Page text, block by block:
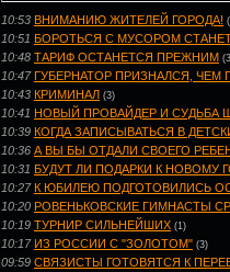
10:53 ВНИМАНИЮ ЖИТЕЛЕЙ ГОРОДА!
10:51 БОРОТЬСЯ С МУСОРОМ
10:48 ТАРИФ ОСТАНЕТСЯ ПРЕЖНИМ
10:47 ГУБЕРНАТОР ПРИЗНАЛСЯ,
10:43 КРИМИНАЛ (3)
10:41 НОВЫЙ ПРОВАЙДЕР И СУДЬБА
10:39 КОГДА ЗАПИСЫВАТЬСЯ В
10:36 А ВЫ БЫ ОТДАЛИ СВОЕГО
10:31 БУДУТ ЛИ ПОДАРКИ К НОВОМУ
10:27 К ЮБИЛЕЮ ПОДГОТОВИЛИСЬ
10:20 РОВЕНЬКОВСКИЕ ГИМНАСТЫ
10:19 ТУРНИР СИЛЬНЕЙШИХ (1)
10:17 ИЗ РОССИИ С "ЗОЛОТОМ" (3)
09:59 СВЯЗИСТЫ ГОТОВЯТСЯ К